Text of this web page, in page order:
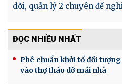
dõi, quản lý 2 chuyên đề
ĐỌC NHIỀU NHẤT
Phê chuẩn khởi tố đối
vào thợ tháo dỡ mái nhà